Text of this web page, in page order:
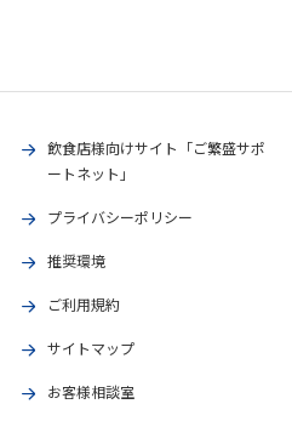
飲食店様向けサイト「ご繁盛サポ
ートネット」
プライバシーポリシー
推奨環境
ご利用規約
サイトマップ
お客様相談室